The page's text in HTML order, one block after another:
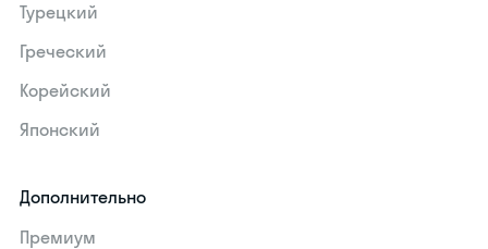
Турецкий
Греческий
Корейский
Японский
Дополнительно
Премиум